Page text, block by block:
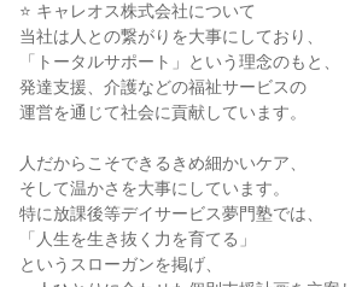
⭐ キャレオス株式会社について
当社は人との繋がりを大事にしており、
「トータルサポート」という理念のもと、
発達支援、介護などの福祉サービスの
運営を通じて社会に貢献しています。
人だからこそできるきめ細かいケア、
そして温かさを大事にしています。
特に放課後等デイサービス夢門塾では、
「人生を生き抜く力を育てる」
というスローガンを掲げ、